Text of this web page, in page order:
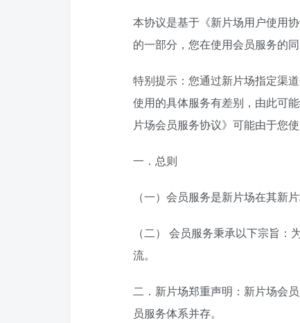
本协议是基于《新片场用户使用
的一部分，您在使用会员服务的
特别提示：您通过新片场指定渠
使用的具体服务有差别，由此可
片场会员服务协议》可能由于您
一．总则
（一）会员服务是新片场在其新
（二） 会员服务秉承以下宗旨
流。
二．新片场郑重声明：新片场会
员服务体系并存。